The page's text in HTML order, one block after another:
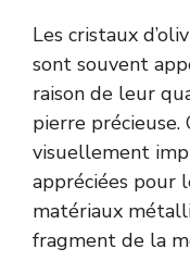
Les cristaux
sont souvent
raison de leur
pierre précieuse.
visuellement
appréciées pour
matériaux
fragment de la